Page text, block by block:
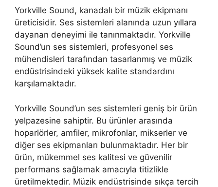
Yorkville Sound, kanadalı bir müzik ekipmanı
üreticisidir. Ses sistemleri alanında uzun yıllara
dayanan deneyimi ile tanınmaktadır. Yorkville
Sound’un ses sistemleri, profesyonel ses
mühendisleri tarafından tasarlanmış ve müzik
endüstrisindeki yüksek kalite standardını
karşılamaktadır.
Yorkville Sound’un ses sistemleri geniş bir ürün
yelpazesine sahiptir. Bu ürünler arasında
hoparlörler, amfiler, mikrofonlar, mikserler ve
diğer ses ekipmanları bulunmaktadır. Her bir
ürün, mükemmel ses kalitesi ve güvenilir
performans sağlamak amacıyla titizlikle
üretilmektedir. Müzik endüstrisinde sıkça tercih